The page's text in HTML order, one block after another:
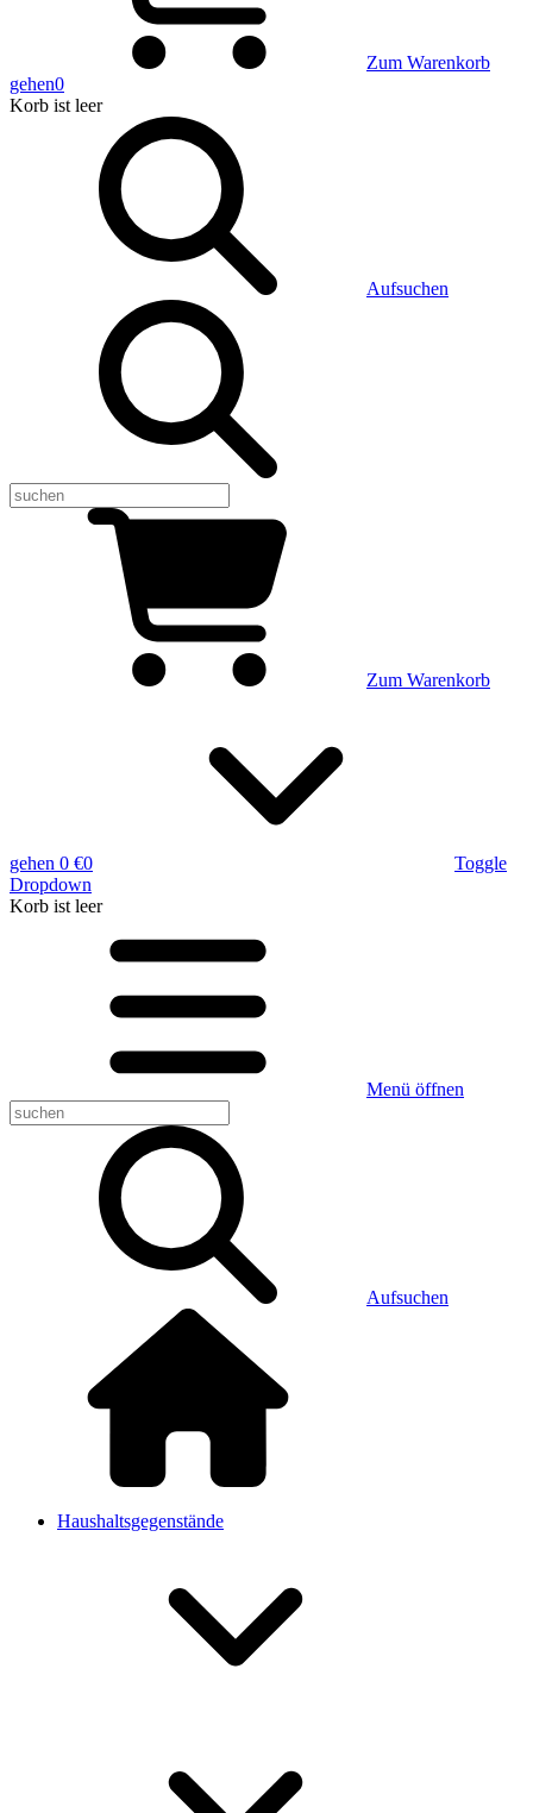
Zum Warenkorb
gehen0
Korb ist leer
Aufsuchen
Zum Warenkorb
gehen 0 €0
Toggle
Dropdown
Korb ist leer
Menü öffnen
Aufsuchen
Haushaltsgegenstände